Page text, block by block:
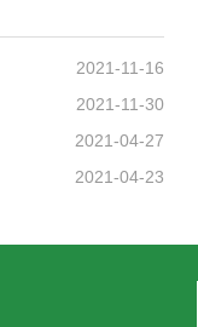
2021-11-16
2021-11-30
2021-04-27
2021-04-23